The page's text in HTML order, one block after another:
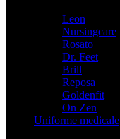
Leon
Nursingcare
Rosato
Dr. Feet
Brill
Reposa
Goldenfit
On Zen
Uniforme medicale